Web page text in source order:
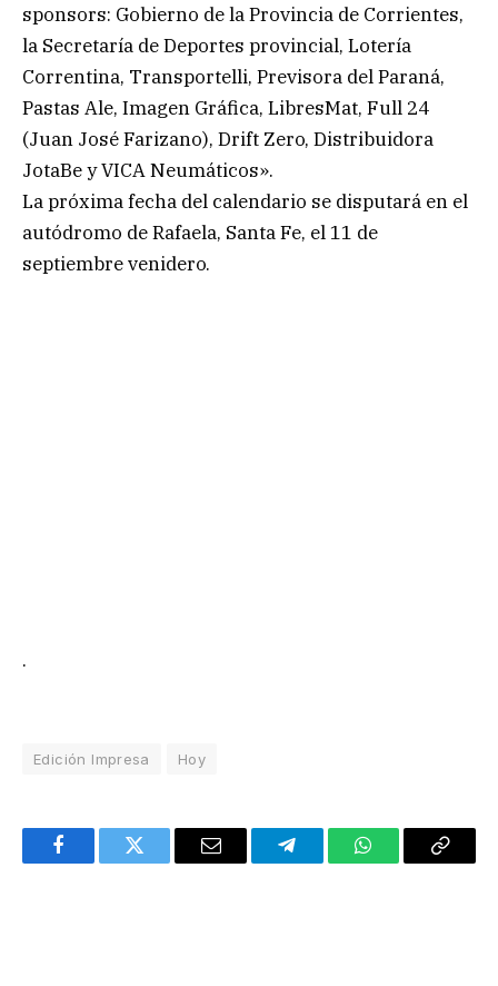
sponsors: Gobierno de la Provincia de Corrientes,
la Secretaría de Deportes provincial, Lotería
Correntina, Transportelli, Previsora del Paraná,
Pastas Ale, Imagen Gráfica, LibresMat, Full 24
(Juan José Farizano), Drift Zero, Distribuidora
JotaBe y VICA Neumáticos».
La próxima fecha del calendario se disputará en el
autódromo de Rafaela, Santa Fe, el 11 de
septiembre venidero.
.
Edición Impresa Hoy
FacebookTwitter Email TelegramWhatsAppCopy